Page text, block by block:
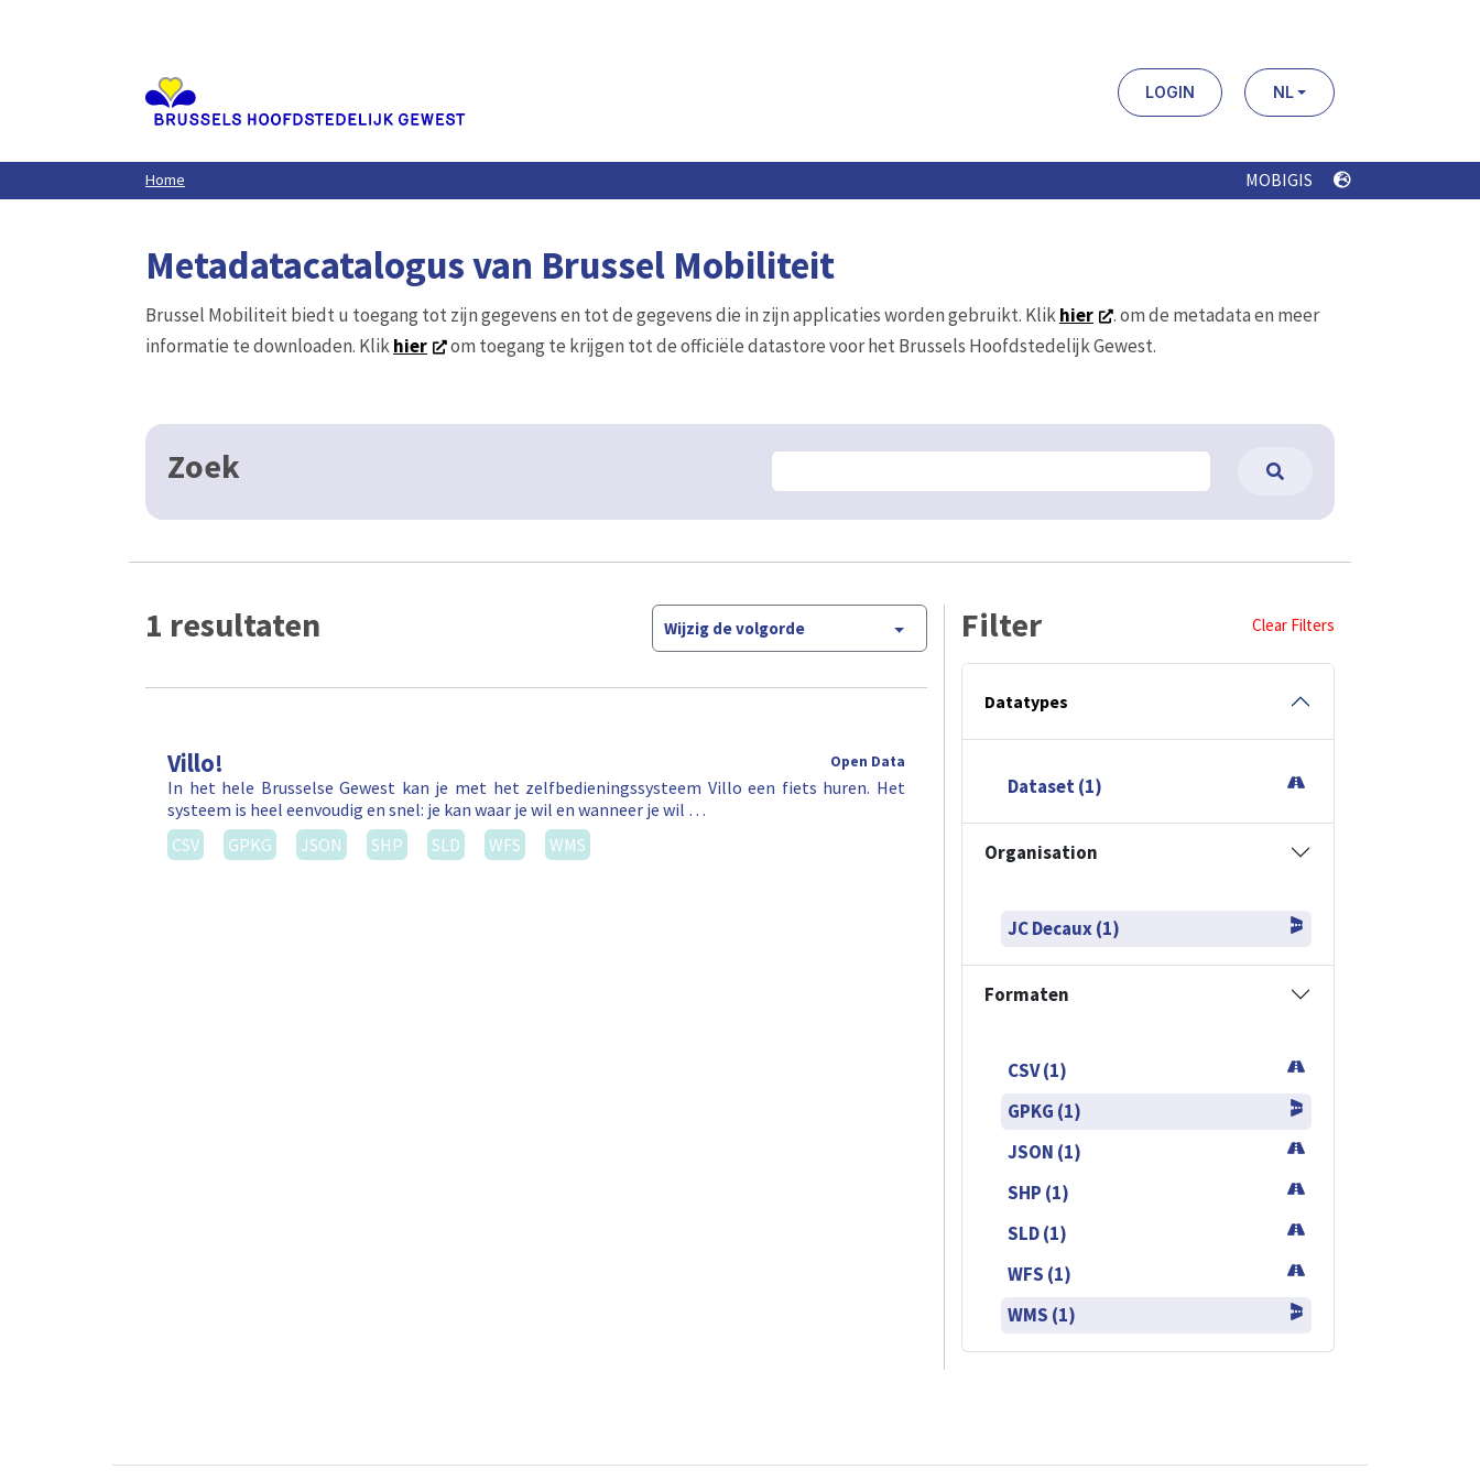
LOGIN NL
Home MOBIGIS
Metadatacatalogus van Brussel Mobiliteit
Brussel Mobiliteit biedt u toegang tot zijn gegevens en tot de gegevens die in zijn applicaties worden gebruikt. Klikhier
. om de metadata en meer
informatie te downloaden. Klikhier om toegang te krijgen tot de officiële datastore voor het Brussels Hoofdstedelijk Gewest.
Zoek
1 resultaten Wijzig de volgorde
Villo! Open Data
In het hele Brusselse Gewest kan je met het zelfbedieningssysteem Villo een fiets huren. Het
systeem is heel eenvoudig en snel: je kan waar je wil en wanneer je wil …
CSV
GPKG JSON SHP SLD WFS WMS
Filter Clear Filters
Datatypes
Dataset (1)
Organisation
JC Decaux (1)
Formaten
CSV (1)
GPKG (1)
JSON (1)
SHP (1)
SLD (1)
WFS (1)
WMS (1)